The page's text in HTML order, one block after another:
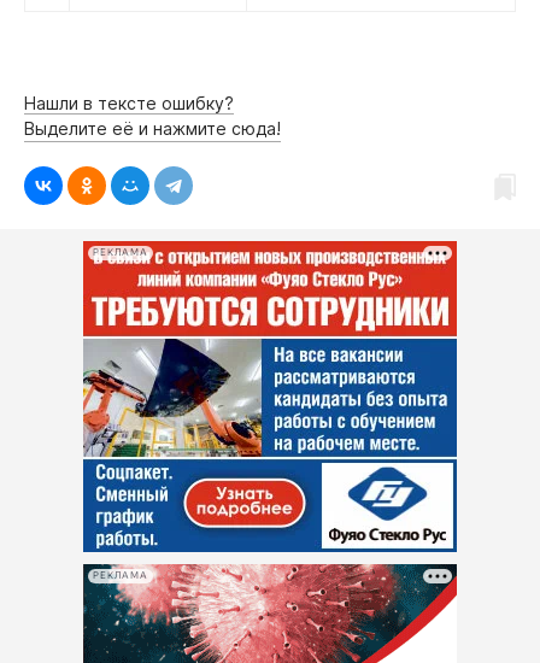
Нашли в тексте ошибку?
Выделите её и нажмите сюда!
РЕКЛАМА
РЕКЛАМА